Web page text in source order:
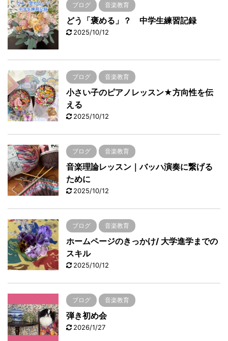
ブログ 音楽教育
どう「褒める」？ 中学生練習記録
2025/10/12
ブログ 音楽教育
小さい子のピアノレッスン★方向性を伝
える
2025/10/12
ブログ 音楽教育
音楽理論レッスン｜バッハ演奏に繋げる
ために
2025/10/12
ブログ 音楽教育
ホームページのきっかけ/ 大学進学までの
スキル
2025/10/12
ブログ 音楽教育
弾き初め会
2026/1/27